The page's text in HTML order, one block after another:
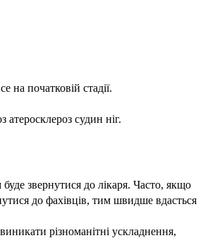
на початковій стадії.
атеросклероз судин ніг.
звернутися до лікаря. Часто, якщо
до фахівців, тим швидше вдасться
різноманітні ускладнення,